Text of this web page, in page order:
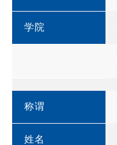
学院
称谓
姓名